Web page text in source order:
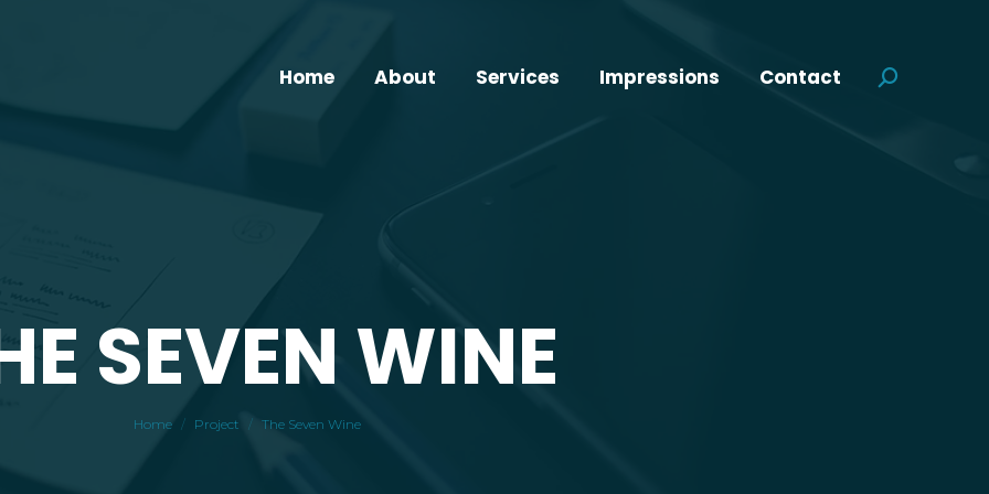
Home About Services Impressions Contact Search:
SEVEN WINE
You are here:
Home Project The Seven Wine